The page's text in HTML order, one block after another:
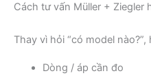
Cách tư vấn Müller + Ziegler
Thay vì hỏi “có model
Dòng / áp cần đo